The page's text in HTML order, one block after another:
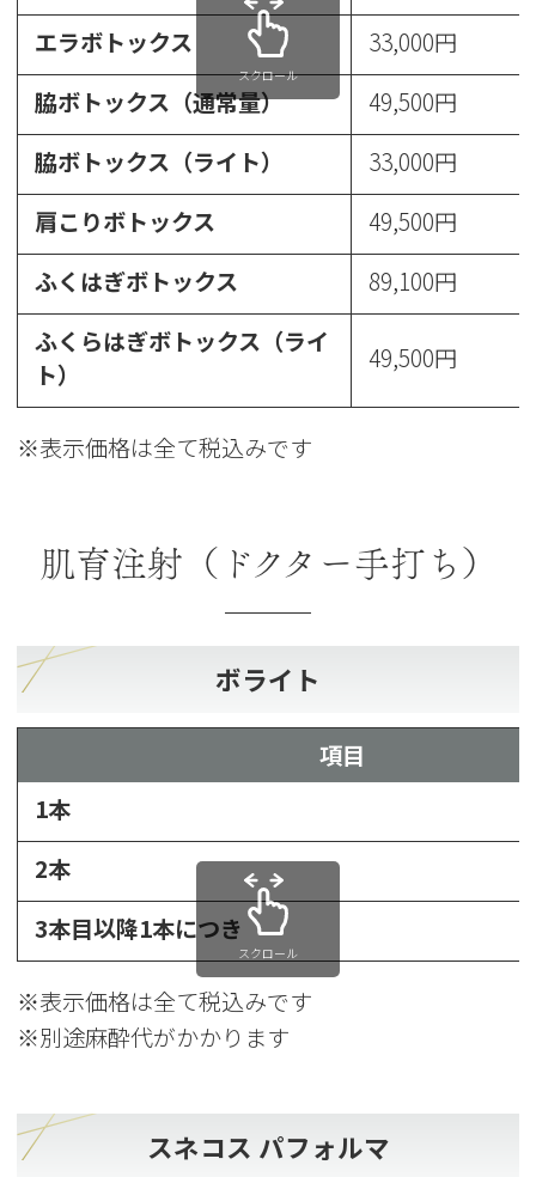
エラボトックス
33,000円
脇ボトックス（通常量）
49,500円
脇ボトックス（ライト）
33,000円
肩こりボトックス
49,500円
ふくはぎボトックス
89,100円
ふくらはぎボトックス（ライ
ト）
49,500円
※表示価格は全て税込みです
スクロール
肌育注射（ドクター手打ち）
ボライト
項目
1本
2本
3本目以降1本につき
※表示価格は全て税込みです
※別途麻酔代がかかります
スクロール
スネコス パフォルマ